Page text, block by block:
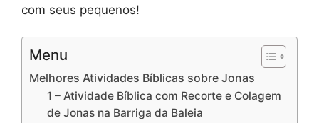
com seus pequenos!
Menu
Melhores Atividades Bíblicas sobre Jonas
1 – Atividade Bíblica com Recorte e Colagem
de Jonas na Barriga da Baleia